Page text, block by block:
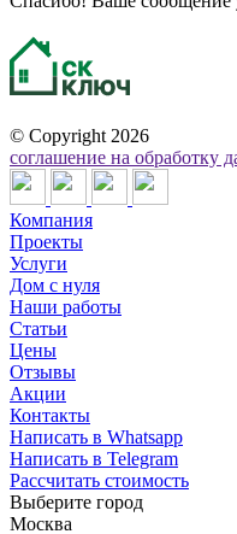
© Copyright 2026
соглашение на обработку
Компания
Проекты
Услуги
Дом с нуля
Наши работы
Статьи
Цены
Отзывы
Акции
Контакты
Написать в Whatsapp
Написать в Telegram
Рассчитать стоимость
Выберите город
Москва